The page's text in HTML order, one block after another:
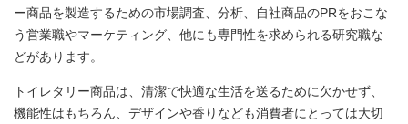
ー商品を製造するための市場調査、分析、自社商品のPRをおこな
う営業職やマーケティング、他にも専門性を求められる研究職な
どがあります。
トイレタリー商品は、清潔で快適な生活を送るために欠かせず、
機能性はもちろん、デザインや香りなども消費者にとっては大切